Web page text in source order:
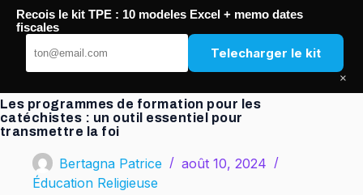
Passer
contenu
FREC Méditerranée
Les programmes de formation pour les
catéchistes : un outil essentiel pour
transmettre la foi
Bertagna Patrice
août 10, 2024
Éducation Religieuse
Recois le kit TPE : 10 modeles Excel + memo dates
fiscales
Telecharger le kit
×